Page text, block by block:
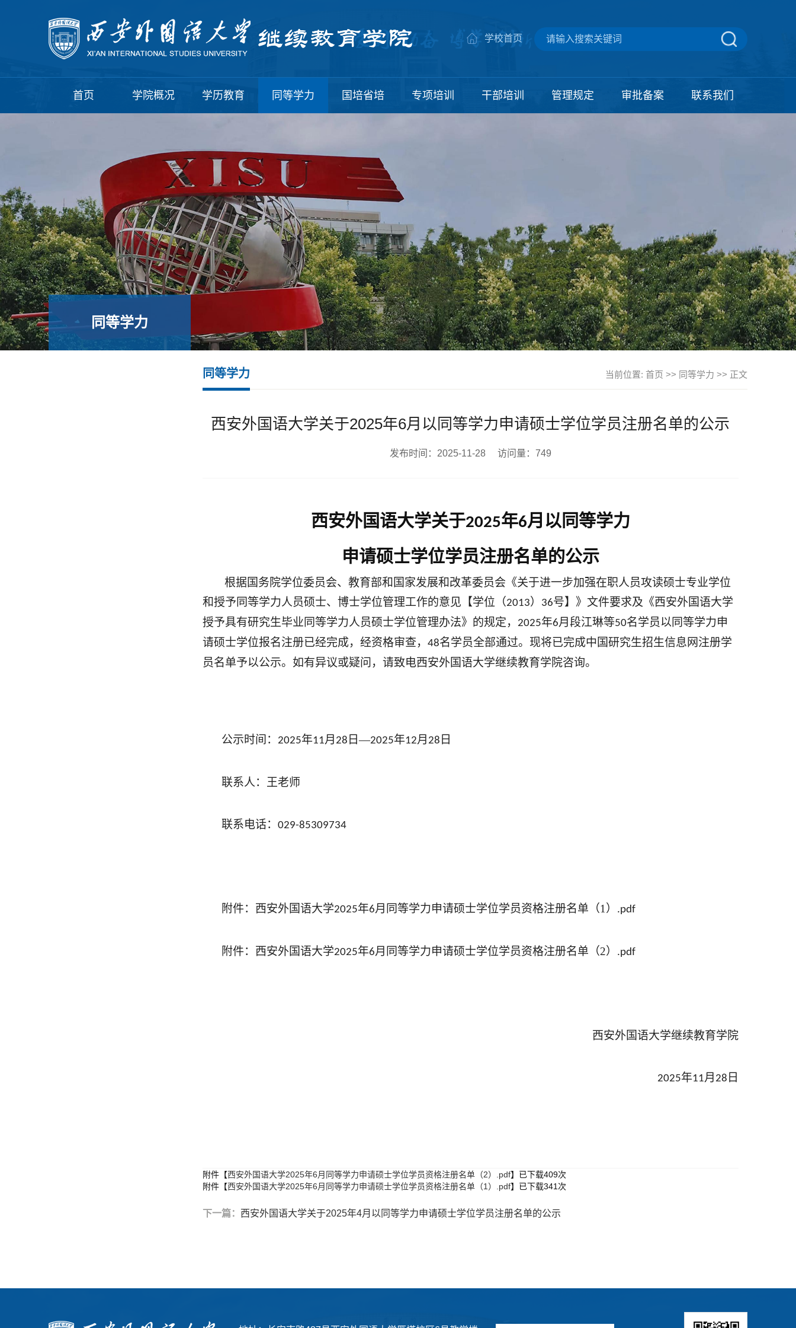
学校首页
首页 学院概况 学历教育 同等学力 国培省培 专项培训 干部培训 管理规定 审批备案 联系我们
同等学力
同等学力 当前位置: 首页 >> 同等学力 >> 正文
西安外国语大学关于2025年6月以同等学力申请硕士学位学员注册名单的公示
发布时间：2025-11-28 访问量： 749
西安外国语大学关于2025年6月以同等学力
申请硕士学位学员注册名单的公示
根据国务院学位委员会、教育部和国家发展和改革委员会《关于进一步加强在职人员攻读硕士专业学位
和授予同等学力人员硕士、博士学位管理工作的意见【学位（2013） 36号】》文件要求及《西安外国语大学
授予具有研究生毕业同等学力人员硕士学位管理办法》的规定， 2025年6月段江琳等50名学员以同等学力申
请硕士学位报名注册已经完成，经资格审查， 48名学员全部通过。现将已完成中国研究生招生信息网注册学
员名单予以公示。如有异议或疑问，请致电西安外国语大学继续教育学院咨询。
公示时间： 2025年11月 28 日—2025年12月 28 日
联系人： 王老师
联系电话： 029-85309734
附件： 西安外国语大学2025年6月同等学力申请硕士学位学员资格注册名单 （1 ） .pdf
附件：西安外国语大学2025年6月同等学力申请硕士学位学员资格注册名单 （2） .pdf
西安外国语大学继续教育学院
2025年11月 28 日
附件【西安外国语大学2025年6月同等学力申请硕士学位学员资格注册名单（2）.pdf】已下载409次
附件【西安外国语大学2025年6月同等学力申请硕士学位学员资格注册名单（1）.pdf】已下载341 次
下一篇： 西安外国语大学关于2025年4月以同等学力申请硕士学位学员注册名单的公示